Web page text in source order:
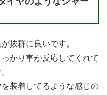
抜群に良いです。
かり車が反応してくれて
装着してるような感じの